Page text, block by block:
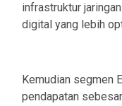
infrastruktur
digital yang lebih
Kemudian segmen
pendapatan